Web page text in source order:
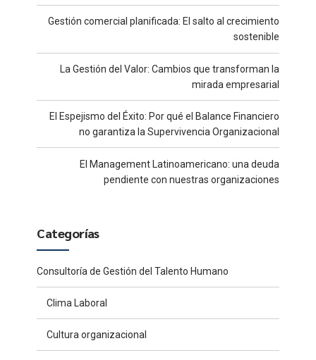
Gestión comercial planificada: El salto al crecimiento
sostenible
La Gestión del Valor: Cambios que transforman la
mirada empresarial
El Espejismo del Éxito: Por qué el Balance Financiero
no garantiza la Supervivencia Organizacional
El Management Latinoamericano: una deuda
pendiente con nuestras organizaciones
Categorías
Consultoría de Gestión del Talento Humano
Clima Laboral
Cultura organizacional